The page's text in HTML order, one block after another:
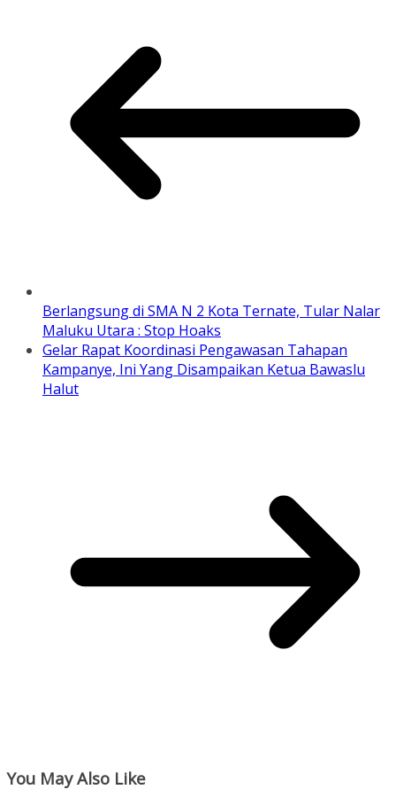
Berlangsung di SMA N 2 Kota Ternate, Tular Nalar
Maluku Utara : Stop Hoaks
Gelar Rapat Koordinasi Pengawasan Tahapan
Kampanye, Ini Yang Disampaikan Ketua Bawaslu
Halut
You May Also Like